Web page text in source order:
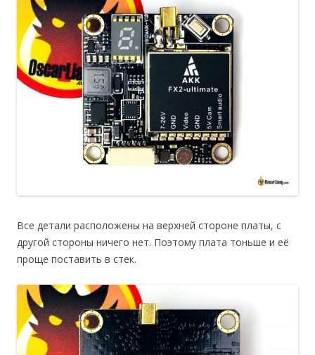
Все детали расположены на верхней стороне платы, с
другой стороны ничего нет. Поэтому плата тоньше и её
проще поставить в стек.